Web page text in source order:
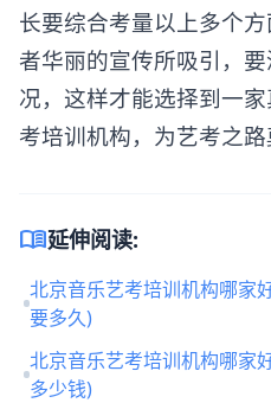
长要综合考量以上多个
者华丽的宣传所吸引，
况，这样才能选择到一
考培训机构，为艺考之路
menu_book延伸阅读:
北京音乐艺考培训机构哪家
要多久)
北京音乐艺考培训机构哪家
多少钱)